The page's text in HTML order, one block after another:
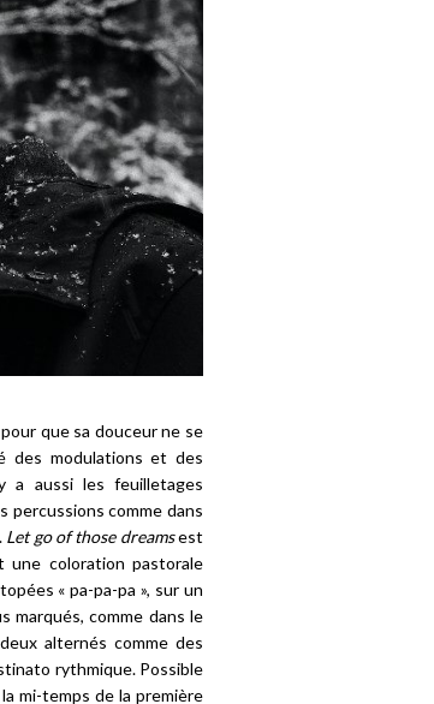
que sa douceur ne se
des modulations et des
a aussi les feuilletages
percussions comme dans
Let go of those dreamsest
une coloration pastorale
« pa-pa-pa », sur un
marqués, comme dans le
alternés comme des
rythmique. Possible
mi-temps de la première